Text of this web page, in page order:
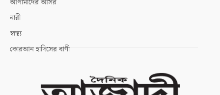
আগামীদের আসর
নারী
স্বাস্থ্য
কোরআন হাদিসের বাণী